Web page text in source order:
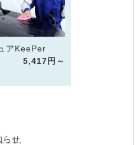
アKeePer
5,417円～
らせ